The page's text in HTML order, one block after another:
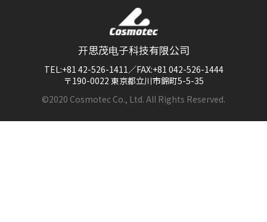
开思茂电子科技有限公司
TEL:+81 42-526-1411／FAX:+81 042-526-1444
〒190-0022 東京都立川市錦町5-5-35
©2020 Cosmotec Co., Ltd. All Rights Reserved.